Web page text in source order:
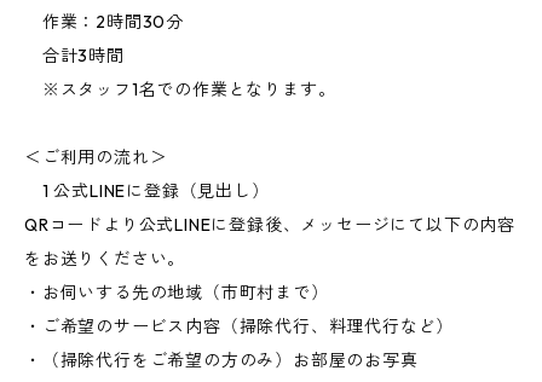
作業：2時間30分
合計3時間
※スタッフ1名での作業となります。
＜ご利用の流れ＞
1 公式LINEに登録（見出し）
QRコードより公式LINEに登録後、メッセージにて以下の内容
をお送りください。
・お伺いする先の地域（市町村まで）
・ご希望のサービス内容（掃除代行、料理代行など）
・（掃除代行をご希望の方のみ）お部屋のお写真